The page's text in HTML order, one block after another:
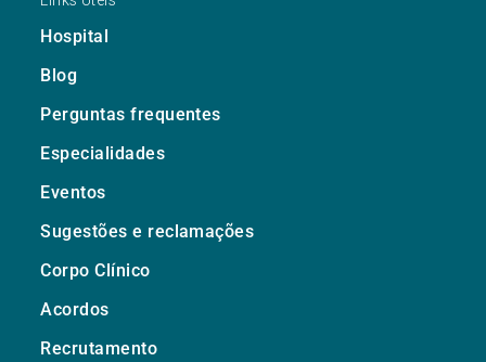
Hospital
Blog
Perguntas frequentes
Especialidades
Eventos
Sugestões e reclamações
Corpo Clínico
Acordos
Recrutamento